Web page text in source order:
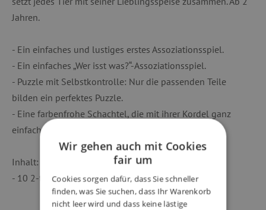
Jahren.
- Ein einfaches und lustiges erstes Assoziationsspiel.
- Ein einfaches „Wer isst was?“-Assoziationsspiel.
- Puzzle mit Selbstkontrolle: Nur die passenden Teile
bilden ein perfektes Puzzle.
- Eine farbenfrohe Schachtel, die mit ihrer Kordel ganz
einfach transportiert werden kann.
Inhalt:
- 10 2-teilige Puzzles
Wir gehen auch mit Cookies
fair um
Cookies sorgen dafür, dass Sie schneller
finden, was Sie suchen, dass Ihr Warenkorb
nicht leer wird und dass keine lästige